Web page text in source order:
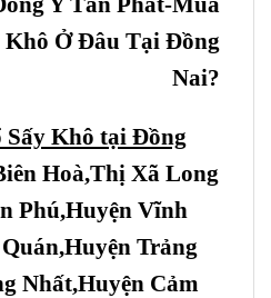
Khô Ở Đâu Tại Đồng
Nai?
Khô tại Đồng
Hoà,Thị Xã Long
Phú,Huyện Vĩnh
Trảng
Nhất,Huyện Cảm